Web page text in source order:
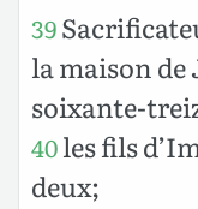
39
la maison de
soixante-
40les fils
deux;